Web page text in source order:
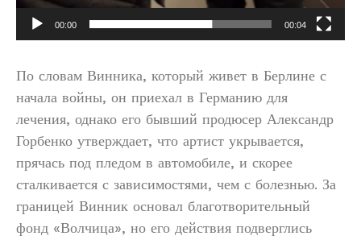
00:00 00:04
По словам Винника, который живет в Берлине с
начала войны, он приехал в Германию для
лечения, однако его бывший продюсер Александр
Горбенко утверждает, что артист укрывается,
прячась под пледом в автомобиле, и скорее
сталкивается с зависимостями, чем с болезнью. За
границей Винник основал благотворительный
фонд «Волчица», но его действия подверглись